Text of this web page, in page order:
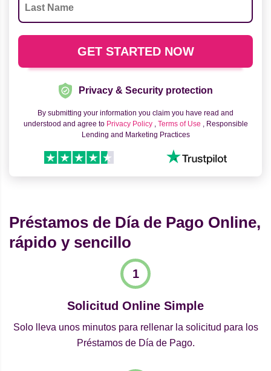
Privacy & Security protection
By submitting your information you claim you have read and
understood and agree to Privacy Policy , Terms of Use , Responsible
Lending and Marketing Practices
Préstamos de Día de Pago Online,
rápido y sencillo
Solicitud Online Simple
Solo lleva unos minutos para rellenar la solicitud para los
Préstamos de Día de Pago.